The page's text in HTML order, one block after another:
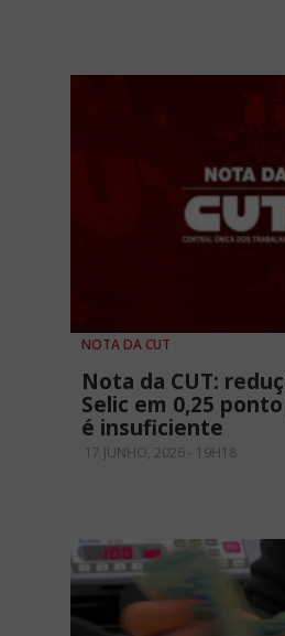
NOTA DA CUT
Nota da CUT:
Selic em 0,25
é insuficiente
17 JUNHO, 2026 - 19H18